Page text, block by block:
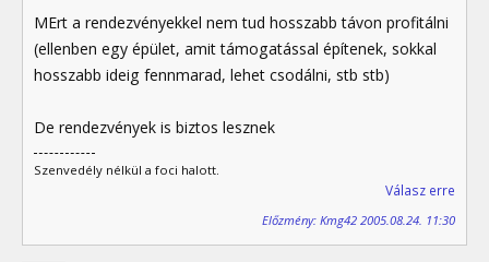
MErt a rendezvényekkel nem tud hosszabb távon profitálni
(ellenben egy épület, amit támogatással építenek, sokkal
hosszabb ideig fennmarad, lehet csodálni, stb stb)
De rendezvények is biztos lesznek
Szenvedély nélkül a foci halott.
Válasz erre
Előzmény: Kmg42 2005.08.24. 11:30